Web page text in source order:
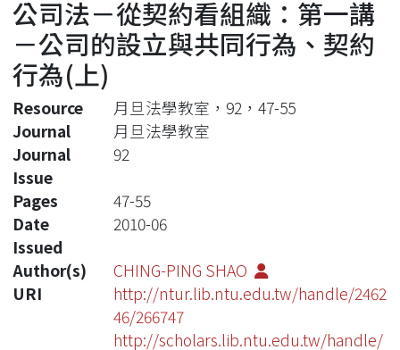
Statistics
公司法－從契約看組織：第一講
－公司的設立與共同行為、契約
行為(上)
Resource
月旦法學教室，92，47-55
Journal
月旦法學教室
Journal
Issue
92
Pages
47-55
Date
Issued
2010-06
Author(s)
CHING-PING SHAO
URI
http://ntur.lib.ntu.edu.tw/handle/2462
46/266747
http://scholars.lib.ntu.edu.tw/handle/